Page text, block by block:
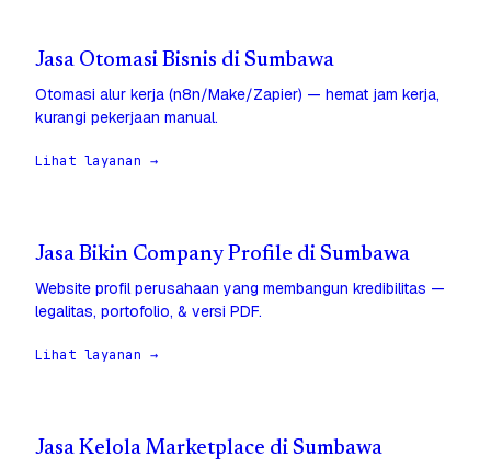
Jasa Otomasi Bisnis di Sumbawa
Otomasi alur kerja (n8n/Make/Zapier) — hemat jam kerja,
kurangi pekerjaan manual.
Lihat layanan →
Jasa Bikin Company Profile di Sumbawa
Website profil perusahaan yang membangun kredibilitas —
legalitas, portofolio, & versi PDF.
Lihat layanan →
Jasa Kelola Marketplace di Sumbawa